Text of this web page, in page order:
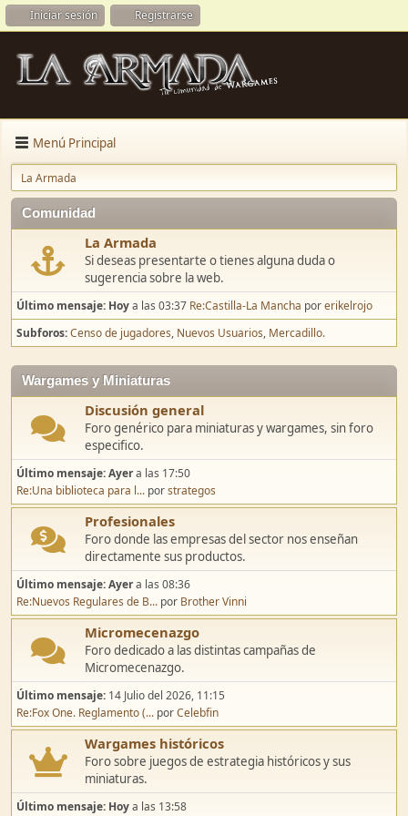
Iniciar sesión Registrarse
Menú Principal
La Armada
Comunidad
La Armada
Si deseas presentarte o tienes alguna duda o
sugerencia sobre la web.
Último mensaje: Hoya las 03:37 Re:Castilla-La Mancha porerikelrojo
Subforos Censo de jugadores Nuevos Usuarios Mercadillo.
Wargames y Miniaturas
Discusión general
Foro genérico para miniaturas y wargames, sin foro
especifico.
Último mensaje:Ayera las 17:50
Re:Una biblioteca para l... porstrategos
Profesionales
Foro donde las empresas del sector nos enseñan
directamente sus productos.
Último mensaje:Ayera las 08:36
Re:Nuevos Regulares de B... por Brother Vinni
Micromecenazgo
Foro dedicado a las distintas campañas de
Micromecenazgo.
Último mensaje: 14 Julio del 2026, 11:15
Re:Fox One. Reglamento (... porCelebfin
Wargames históricos
Foro sobre juegos de estrategia históricos y sus
miniaturas.
Último mensaje: Hoya las 13:58